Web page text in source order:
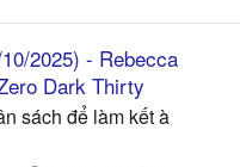
2025) - Rebecca
Dark Thirty
sách để làm kết à